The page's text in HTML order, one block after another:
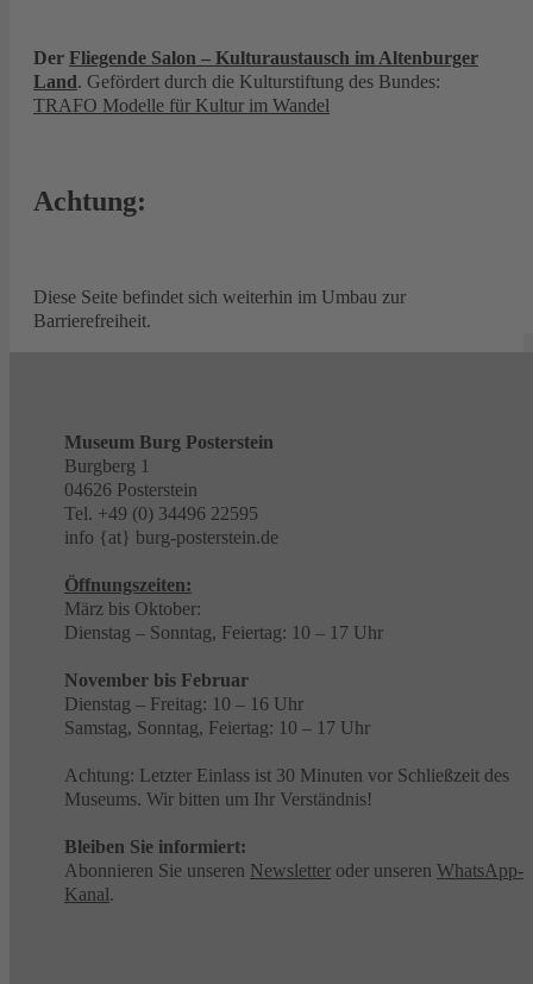
Der Fliegende Salon – Kulturaustausch im Altenburger
Land. Gefördert durch die Kulturstiftung des Bundes:
TRAFO Modelle für Kultur im Wandel
Achtung:
Diese Seite befindet sich weiterhin im Umbau zur
Barrierefreiheit.
Museum Burg Posterstein
Burgberg 1
04626 Posterstein
Tel. +49 (0) 34496 22595
info {at} burg-posterstein.de
Öffnungszeiten:
März bis Oktober:
Dienstag – Sonntag, Feiertag: 10 – 17 Uhr
November bis Februar
Dienstag – Freitag: 10 – 16 Uhr
Samstag, Sonntag, Feiertag: 10 – 17 Uhr
Achtung: Letzter Einlass ist 30 Minuten vor Schließzeit des
Museums. Wir bitten um Ihr Verständnis!
Bleiben Sie informiert:
Abonnieren Sie unseren Newsletter oder unseren WhatsApp-
Kanal.